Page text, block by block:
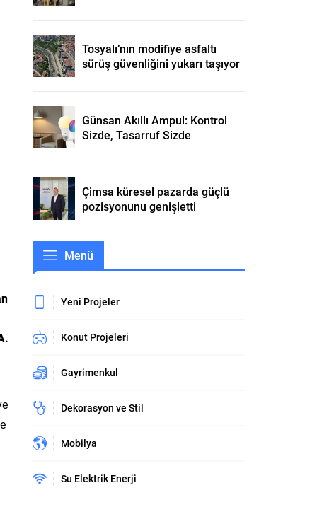
Tosyalı’nın modifiye asfaltı
sürüş güvenliğini yukarı taşıyor
Günsan Akıllı Ampul: Kontrol
Sizde, Tasarruf Sizde
Çimsa küresel pazarda güçlü
pozisyonunu genişletti
Menü
Yeni Projeler
Konut Projeleri
Gayrimenkul
Dekorasyon ve Stil
Mobilya
Su Elektrik Enerji